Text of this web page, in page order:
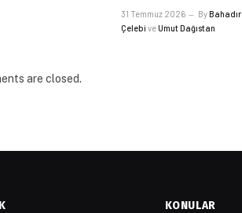
31 Temmuz 2026 ByBahadır
Çelebi veUmut Dağıstan
are closed.
KONULAR